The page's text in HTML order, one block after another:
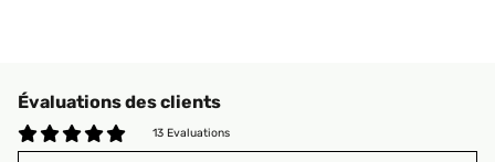
Évaluations des clients
13 Evaluations